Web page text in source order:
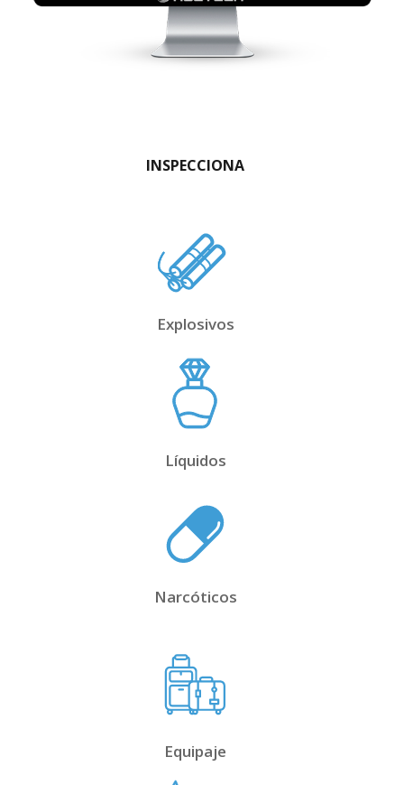
INSPECCIONA
Explosivos
Líquidos
Narcóticos
Equipaje